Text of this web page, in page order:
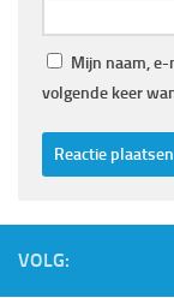
Mijn naam,
volgende keer
VOLG: